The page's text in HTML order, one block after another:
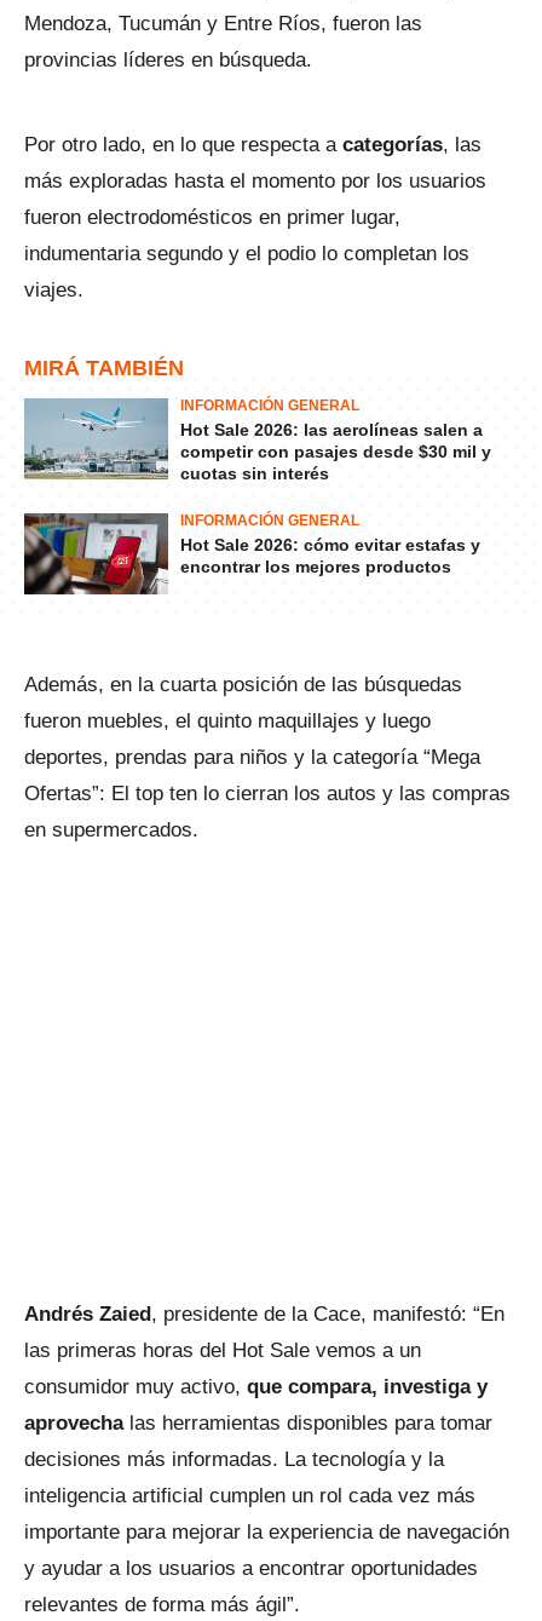
Mendoza, Tucumán y Entre Ríos, fueron las
provincias líderes en búsqueda.
Por otro lado, en lo que respecta a categorías, las
más exploradas hasta el momento por los usuarios
fueron electrodomésticos en primer lugar,
indumentaria segundo y el podio lo completan los
viajes.
MIRÁ TAMBIÉN
INFORMACIÓN GENERAL
Hot Sale 2026: las aerolíneas salen a
competir con pasajes desde $30 mil y
cuotas sin interés
INFORMACIÓN GENERAL
Hot Sale 2026: cómo evitar estafas y
encontrar los mejores productos
Además, en la cuarta posición de las búsquedas
fueron muebles, el quinto maquillajes y luego
deportes, prendas para niños y la categoría “Mega
Ofertas”: El top ten lo cierran los autos y las compras
en supermercados.
Andrés Zaied, presidente de la Cace, manifestó: “En
las primeras horas del Hot Sale vemos a un
consumidor muy activo, que compara, investiga y
aprovecha las herramientas disponibles para tomar
decisiones más informadas. La tecnología y la
inteligencia artificial cumplen un rol cada vez más
importante para mejorar la experiencia de navegación
y ayudar a los usuarios a encontrar oportunidades
relevantes de forma más ágil”.